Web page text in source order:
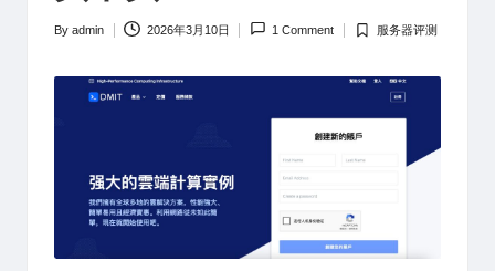
Posted
By admin 2026年3月10日 1 Comment
Posted
服务器评测